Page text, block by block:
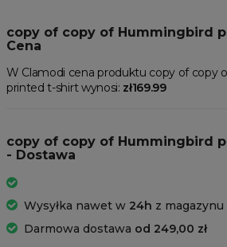
copy of copy of Hummingbird
Cena
W Clamodi cena produktu copy of copy
printed t-shirt wynosi: zł169.99
copy of copy of Hummingbird
- Dostawa
Wysyłka nawet w 24h z
Darmowa dostawa od 249,00 zł